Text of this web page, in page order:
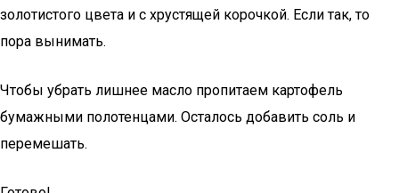
золотистого цвета и с хрустящей корочкой. Если так, то
пора вынимать.
Чтобы убрать лишнее масло пропитаем картофель
бумажными полотенцами. Осталось добавить соль и
перемешать.